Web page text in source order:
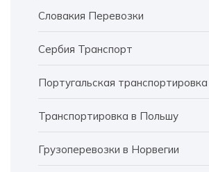
Словакия Перевозки
Сербия Транспорт
Португальская транспортировка
Транспортировка в Польшу
Грузоперевозки в Норвегии